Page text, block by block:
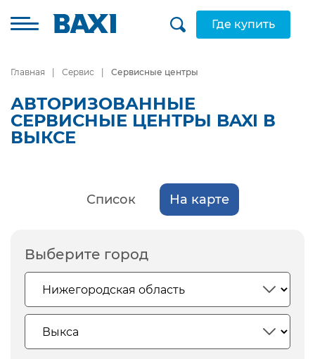
Где купить
Главная Сервис Сервисные центры
АВТОРИЗОВАННЫЕ
СЕРВИСНЫЕ ЦЕНТРЫ BAXI В
ВЫКСЕ
Список На карте
Выберите город